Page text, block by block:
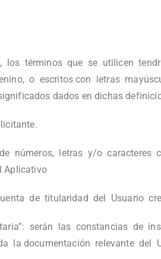
los términos que se utilicen
o escritos con letras
dados en dichas
números, letras y/o caracteres
Aplicativo
de titularidad del Usuario
serán las constancias de
la documentación relevante